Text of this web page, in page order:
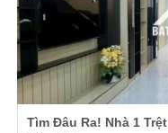
Tìm Đâu Ra! Nhà 1